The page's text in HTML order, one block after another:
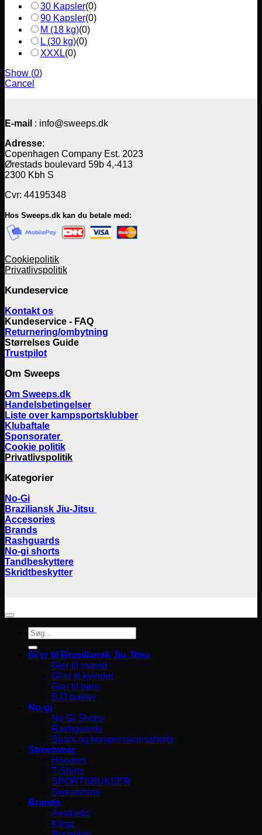
30 Kapsler(0)
90 Kapsler(0)
M (18 kg)(0)
L (30 kg)(0)
XXXL(0)
Show (0)
Cancel
E-mail : info@sweeps.dk
Adresse:
Copenhagen Company Est. 2023
Ørestads boulevard 59b 4,-413
2300 Kbh S
Cvr: 44195348
Hos Sweeps.dk kan du betale med:
Cookiepolitik
Privatlivspolitik
Kundeservice
Kontakt os
Kundeservice - FAQ
Returnering/ombytning
Størrelses Guide
Trustpilot
Om Sweeps
Om Sweeps.dk
Handelsbetingelser
Liste over kampsportsklubber
Klubaftale
Sponsorater
Cookie politik
Privatlivspolitik
Kategorier
No-Gi
Braziliansk Jiu-Jitsu
Accesories
Brands
Rashguards
No-gi shorts
Tandbeskyttere
Skridtbeskytter
Søg
efter:
Gi’er til Brasiliansk Jiu Jitsu
Gier til mænd
Gi’er til kvinder
Gier til børn
BJJ bælter
No-gi
No Gi Shorts
Rashguards
Spats og kompressionsshorts
Streetwear
Hoodies
T-Shirts
SPORTSBUKSER
Sweatshirts
Brands
Aesthetic
Kingz